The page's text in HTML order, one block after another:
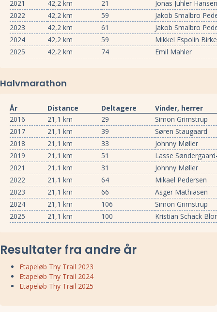
2021 42,2 km 21
Jonas Juhler
2022
42,2 km 59
Jakob Smalbro
2023
42,2 km 61
Jakob Smalbro
2024
42,2 km 59
Mikkel Espolin
2025
42,2 km 74 Emil Mahler
Halvmarathon
År Distance Deltagere
Vinder, herrer
2016
21,1 km 29
Simon Grimstrup
2017
21,1 km 39
Søren Staugaard
2018
21,1 km 33
Johnny Møller
2019
21,1 km 51
Lasse
2021
21,1 km 31
Johnny Møller
2022
21,1 km 64
Mikael Pedersen
2023
21,1 km 66
Asger Mathiasen
2024
21,1 km 106
Simon Grimstrup
2025
21,1 km 100 Kristian Schack
Resultater fra andre år
Etapeløb Thy Trail 2023
Etapeløb Thy Trail 2024
Etapeløb Thy Trail 2025